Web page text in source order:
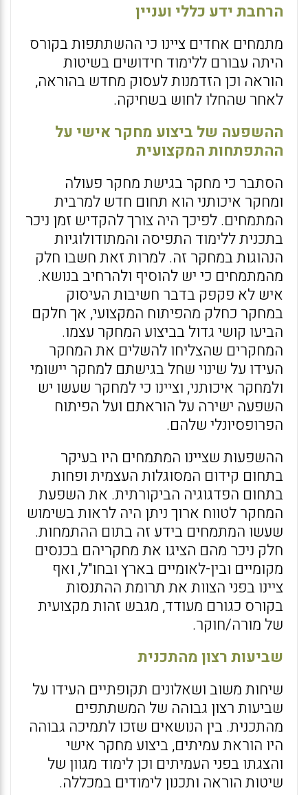
הרחבת ידע כללי ועניין
מתמחים אחדים ציינו כי ההשתתפות בקורס
היתה עבורם ללימוד חידושים בשיטות
הוראה וכן הזדמנות לעסוק מחדש בהוראה,
לאחר שהחלו לחוש בשחיקה.
ההשפעה של ביצוע מחקר אישי על
ההתפתחות המקצועית
הסתבר כי מחקר בגישת מחקר פעולה
ומחקר איכותני הוא תחום חדש למרבית
המתמחים. לפיכך היה צורך להקדיש זמן ניכר
בתכנית ללימוד התפיסה והמתודולוגיות
הנהוגות במחקר זה. למרות זאת חשבו חלק
מהמתמחים כי יש להוסיף ולהרחיב בנושא.
איש לא פקפק בדבר חשיבות העיסוק
במחקר כחלק מהפיתוח המקצועי, אך חלקם
הביעו קושי גדול בביצוע המחקר עצמו.
המחקרים שהצליחו להשלים את המחקר
העידו על שינוי שחל בגישתם למחקר יישומי
ולמחקר איכותני, וציינו כי למחקר שעשו יש
השפעה ישירה על הוראתם ועל הפיתוח
הפרופסיונלי שלהם.
ההשפעות שציינו המתמחים היו בעיקר
בתחום קידום המסוגלות העצמית ופחות
בתחום הפדגוגיה הביקורתית. את השפעת
המחקר לטווח ארוך ניתן היה לראות בשימוש
שעשו המתמחים בידע זה בתום ההתמחות.
חלק ניכר מהם הציגו את מחקריהם בכנסים
מקומיים ובין-לאומיים בארץ ובחו"ל, ואף
ציינו בפני הצוות את תרומת ההתנסות
בקורס כגורם מעודד, מגבש זהות מקצועית
של מורה/חוקר.
שביעות רצון מהתכנית
שיחות משוב ושאלונים תקופתיים העידו על
שביעות רצון גבוהה של המשתתפים
מהתכנית. בין הנושאים שזכו לתמיכה גבוהה
היו הוראת עמיתים, ביצוע מחקר אישי
והצגתו בפני העמיתים וכן לימוד מגוון של
שיטות הוראה ותכנון לימודים במכללה.